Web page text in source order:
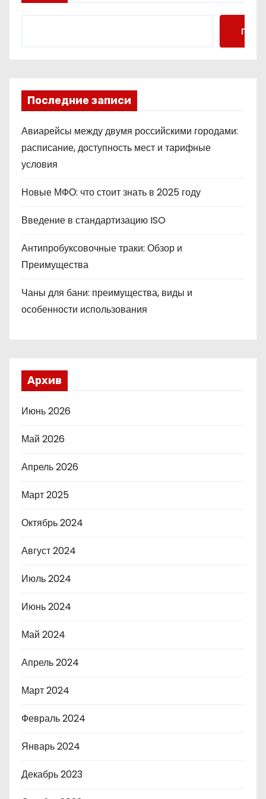
Поиск
Последние записи
Авиарейсы между двумя российскими городами:
расписание, доступность мест и тарифные
условия
Новые МФО: что стоит знать в 2025 году
Введение в стандартизацию ISO
Антипробуксовочные траки: Обзор и
Преимущества
Чаны для бани: преимущества, виды и
особенности использования
Архив
Июнь 2026
Май 2026
Апрель 2026
Март 2025
Октябрь 2024
Август 2024
Июль 2024
Июнь 2024
Май 2024
Апрель 2024
Март 2024
Февраль 2024
Январь 2024
Декабрь 2023